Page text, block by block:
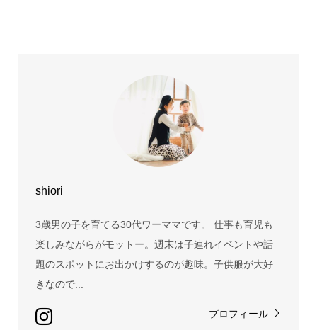
shiori
3歳男の子を育てる30代ワーママです。 仕事も育児も
楽しみながらがモットー。週末は子連れイベントや話
題のスポットにお出かけするのが趣味。子供服が大好
きなので...
プロフィール